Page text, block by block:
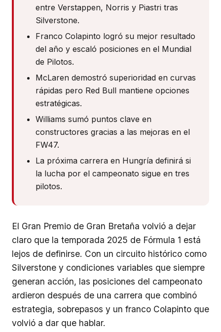
entre Verstappen, Norris y Piastri tras
Silverstone.
Franco Colapinto logró su mejor resultado
del año y escaló posiciones en el Mundial
de Pilotos.
McLaren demostró superioridad en curvas
rápidas pero Red Bull mantiene opciones
estratégicas.
Williams sumó puntos clave en
constructores gracias a las mejoras en el
FW47.
La próxima carrera en Hungría definirá si
la lucha por el campeonato sigue en tres
pilotos.
El Gran Premio de Gran Bretaña volvió a dejar
claro que la temporada 2025 de Fórmula 1 está
lejos de definirse. Con un circuito histórico como
Silverstone y condiciones variables que siempre
generan acción, las posiciones del campeonato
ardieron después de una carrera que combinó
estrategia, sobrepasos y un franco Colapinto que
volvió a dar que hablar.